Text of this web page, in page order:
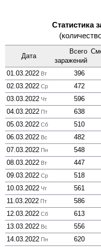
Статистика
Дата
Всего
зара­жений
01.03.2022 Вт 396
02.03.2022 Ср 472
03.03.2022 Чт 596
04.03.2022 Пт 638
05.03.2022 Сб 510
06.03.2022 Вс 482
07.03.2022 Пн 548
08.03.2022 Вт 447
09.03.2022 Ср 518
10.03.2022 Чт 561
11.03.2022 Пт 586
12.03.2022 Сб 613
13.03.2022 Вс 556
14.03.2022 Пн 620